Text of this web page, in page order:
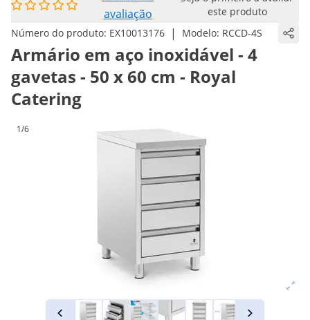
avaliação
este produto
Número do produto: EX10013176 | Modelo: RCCD-4S
Armário em aço inoxidável - 4
gavetas - 50 x 60 cm - Royal
Catering
1/6